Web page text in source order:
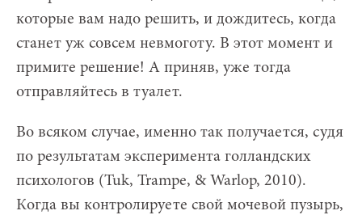
которые вам надо решить, и дождитесь, когда
станет уж совсем невмоготу. В этот момент и
примите решение! А приняв, уже тогда
отправляйтесь в туалет.
Во всяком случае, именно так получается, судя
по результатам эксперимента голландских
психологов (Tuk, Trampe, & Warlop, 2010).
Когда вы контролируете свой мочевой пузырь,